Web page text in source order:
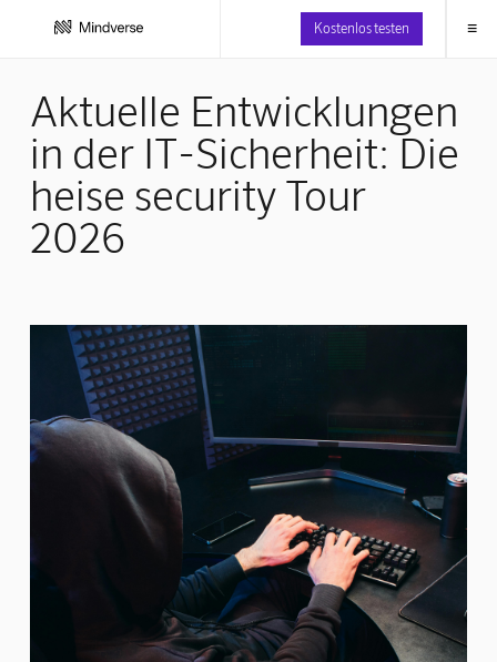
Kostenlos testen ≡
Aktuelle Entwicklungen
in der IT-Sicherheit: Die
heise security Tour
2026